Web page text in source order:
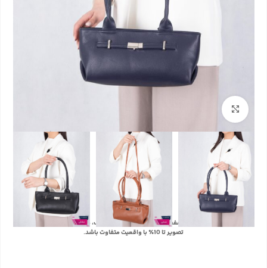
بزرگنمایی تصویر
با توجه به تفاوت رنگ‌ها در صفحه نمایش دستگاه‌های مختلف، ممکن است رنگ محصولات در
تصویر تا 10٪ با واقعیت متفاوت باشد.